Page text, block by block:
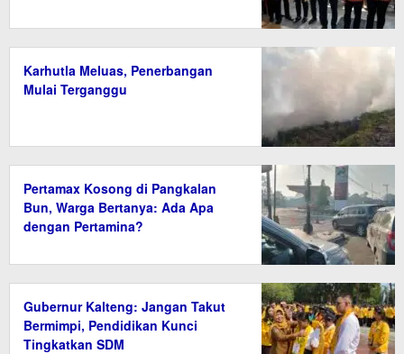
Karhutla Meluas, Penerbangan
Mulai Terganggu
Pertamax Kosong di Pangkalan
Bun, Warga Bertanya: Ada Apa
dengan Pertamina?
Gubernur Kalteng: Jangan Takut
Bermimpi, Pendidikan Kunci
Tingkatkan SDM